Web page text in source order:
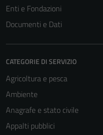
Enti e Fondazioni
Documenti e Dati
CATEGORIE DI SERVIZIO
Agricoltura e pesca
Ambiente
Anagrafe e stato civile
Appalti pubblici